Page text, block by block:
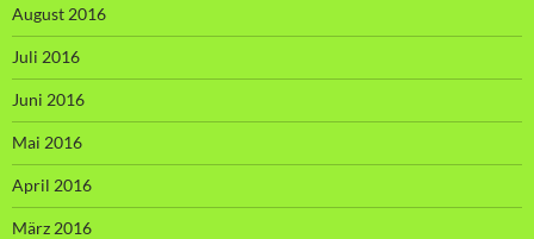
August 2016
Juli 2016
Juni 2016
Mai 2016
April 2016
März 2016